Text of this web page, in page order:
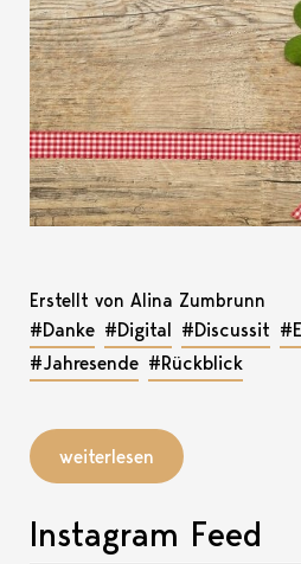
Erstellt von Alina Zumbrunn
#Danke #Digital #Discussit
#Jahresende #Rückblick
weiterlesen
Instagram Feed
Akkordeon öffnen, bzw.